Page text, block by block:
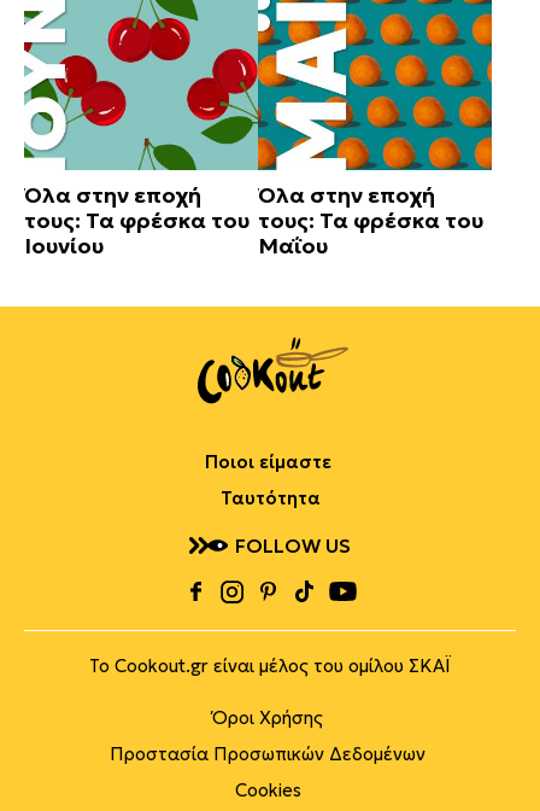
Όλα στην εποχή
τους: Τα φρέσκα του
Ιουνίου
Όλα στην εποχή
τους: Τα φρέσκα του
Μαΐου
Ποιοι είμαστε
Ταυτότητα
FOLLOW US
Το Cookout.gr είναι μέλος του ομίλου ΣΚΑΪ
Όροι Χρήσης
Προστασία Προσωπικών Δεδομένων
Cookies